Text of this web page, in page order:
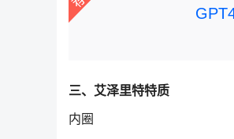
三、艾泽里特特质
内圈